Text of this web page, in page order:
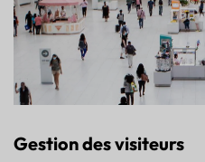
Gestion des visiteurs